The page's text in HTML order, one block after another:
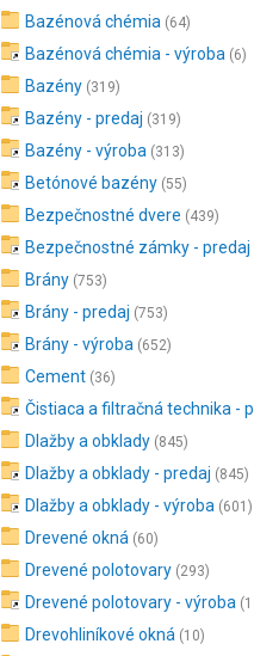
Bazénová chémia (64)
Bazénová chémia - výroba (6)
Bazény (319)
Bazény - predaj (319)
Bazény - výroba (313)
Betónové bazény (55)
Bezpečnostné dvere (439)
Bezpečnostné zámky - predaj
Brány (753)
Brány - predaj (753)
Brány - výroba (652)
Cement (36)
Čistiaca a filtračná technika -
Dlažby a obklady (845)
Dlažby a obklady - predaj (845)
Dlažby a obklady - výroba (601)
Drevené okná (60)
Drevené polotovary (293)
Drevené polotovary - výroba
Drevohliníkové okná (10)